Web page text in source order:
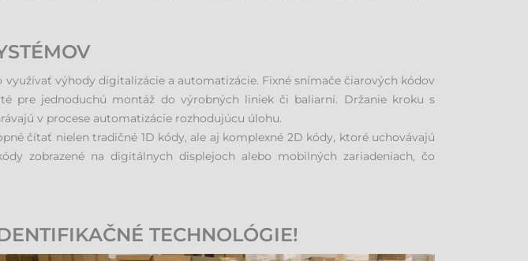
výhody digitalizácie a automatizácie. Fixné snímače čiarových kódov
pre jednoduchú montáž do výrobných liniek či baliarní. Držanie kroku s
v procese automatizácie rozhodujúcu úlohu.
čítať nielen tradičné 1D kódy, ale aj komplexné 2D kódy, ktoré uchovávajú
zobrazené na digitálnych displejoch alebo mobilných zariadeniach, čo
TECHNOLÓGIE!